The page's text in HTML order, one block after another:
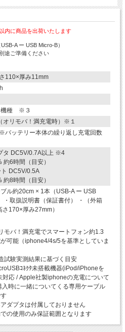
内に商品を出荷いたします
A ー USB Micro-B）
途ご準備ください
110×厚み11mm
機種 ※３
オリモバ！満充電時）※１
ッテリー本体の繰り返し充電回数
タ DC5V/0.7A以上 ※4
6時間（目安）
DC5V/0.5A
8時間（目安）
ル約20cm × 1本（USB-A ー USB
・取扱説明書（保証書付） ・（外箱
170×厚み27mm）
バ！満充電でスマートフォン約1.3
可能（iphone4/4s/5を基準としていま
験実測結果に基づく目安
ｺﾈｸﾀ未搭載機器(iPod/iPhoneを
対応 / Apple社製iphoneの充電について
時に一緒についてくる専用ケーブル
ダプタは付属しておりません
の使用のみ保証範囲となります